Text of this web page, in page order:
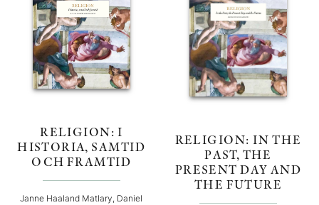
RELIGION: I
HISTORIA, SAMTID
OCH FRAMTID
Janne Haaland Matlary, Daniel
RELIGION: IN THE
PAST, THE
PRESENT DAY AND
THE FUTURE